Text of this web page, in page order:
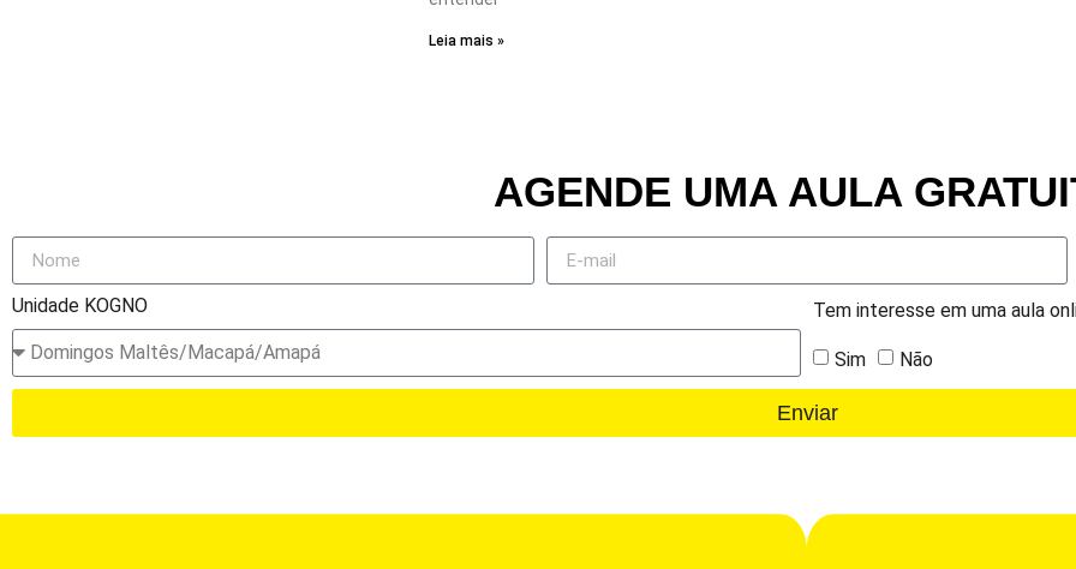
Leia mais »
AGENDE UMA AULA
Unidade KOGNO Tem interesse em uma aula
Sim Não
Enviar